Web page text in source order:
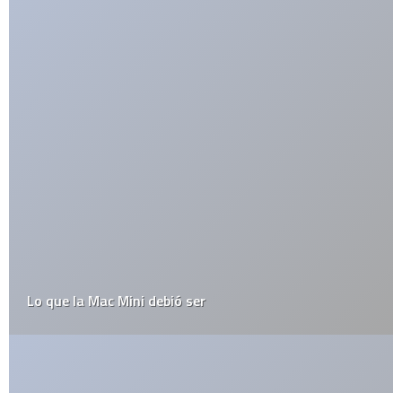
Esconde tu iPod en un Zune